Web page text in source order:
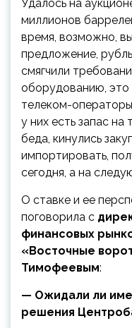
Удалось на
миллионов
время, возможно,
предложение,
смягчили
оборудованию, это
телеком-
у них есть запас
беда, кинулись
импортировать,
сегодня, а на
О ставке и ее
поговорила с
финансовых
«Восточные
Тимофеевым:
— Ожидали ли
решения